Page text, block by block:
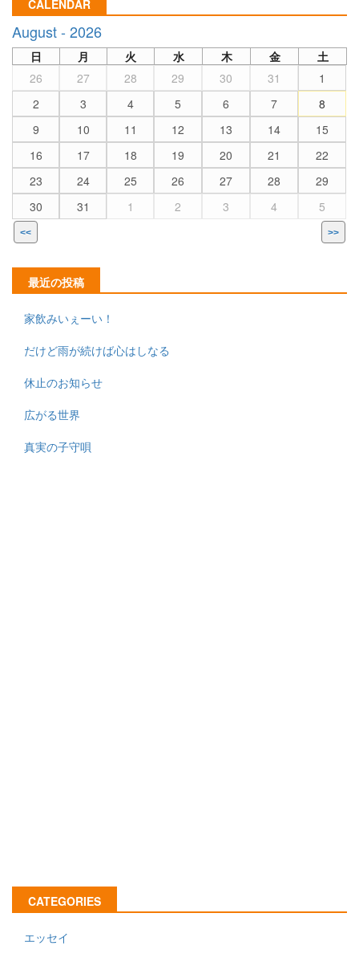
CALENDAR
August - 2026
日 月 火 水 木 金
土
26
27 28 29 30 31
1
2
3 4 5 6 7
8
9
10 11 12 13 14
15
16
17 18 19 20 21
22
23
24 25 26 27 28
29
30
31 1 2 3 4 5
<< >>
最近の投稿
家飲みいぇーい！
だけど雨が続けば心はしなる
休止のお知らせ
広がる世界
真実の子守唄
CATEGORIES
エッセイ